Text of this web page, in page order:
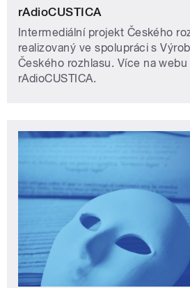
rAdioCUSTICA
Intermediální projekt Českého
realizovaný ve spolupráci s
Českého rozhlasu. Více na
rAdioCUSTICA.